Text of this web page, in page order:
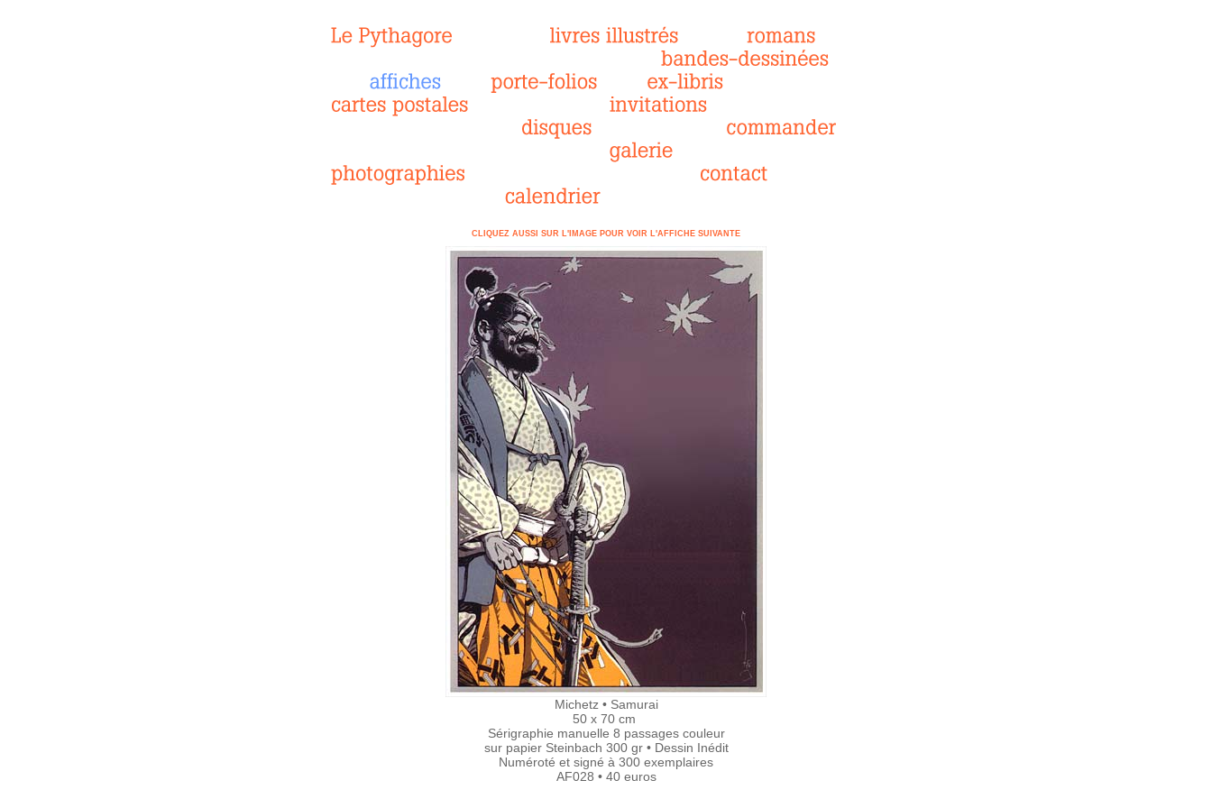
CLIQUEZ AUSSI SUR L'IMAGE POUR VOIR L'AFFICHE SUIVANTE
Michetz • Samurai
50 x 70 cm
Sérigraphie manuelle 8 passages couleur
sur papier Steinbach 300 gr • Dessin Inédit
Numéroté et signé à 300 exemplaires
AF028 • 40 euros